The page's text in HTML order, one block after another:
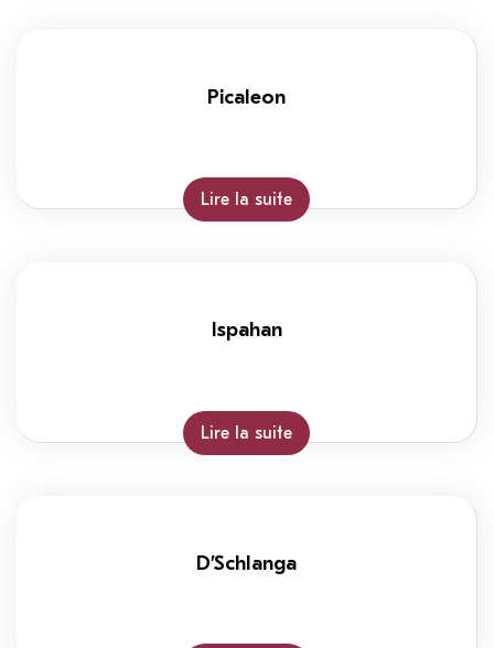
Picaleon
Lire la suite
Ispahan
Lire la suite
D’Schlanga